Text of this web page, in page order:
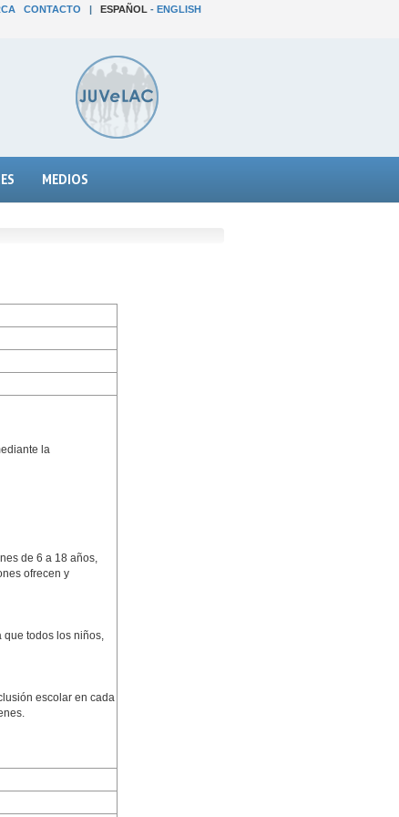
CONTACTO | ESPAÑOL - ENGLISH
MEDIOS
la
de 6 a 18 años,
ofrecen y
que todos los niños,
escolar en cada